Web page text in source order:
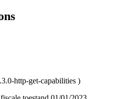
http-get-capabilities )